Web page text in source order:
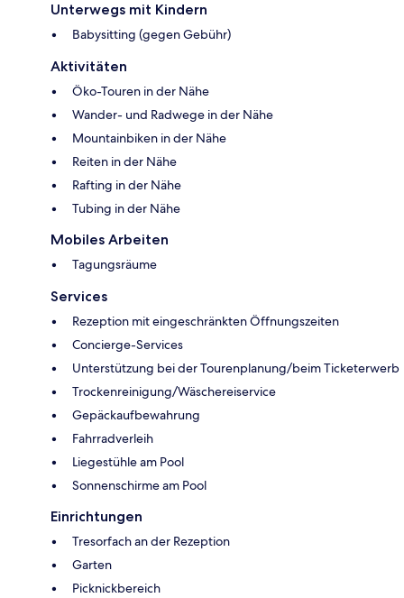
Unterwegs mit Kindern
Babysitting (gegen Gebühr)
Aktivitäten
Öko-Touren in der Nähe
Wander- und Radwege in der Nähe
Mountainbiken in der Nähe
Reiten in der Nähe
Rafting in der Nähe
Tubing in der Nähe
Mobiles Arbeiten
Tagungsräume
Services
Rezeption mit eingeschränkten Öffnungszeiten
Concierge-Services
Unterstützung bei der Tourenplanung/beim Ticketerwerb
Trockenreinigung/Wäschereiservice
Gepäckaufbewahrung
Fahrradverleih
Liegestühle am Pool
Sonnenschirme am Pool
Einrichtungen
Tresorfach an der Rezeption
Garten
Picknickbereich